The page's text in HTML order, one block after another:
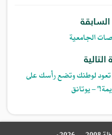
الجامعية
لوطنك وتضع رأسك على
– يوتانق